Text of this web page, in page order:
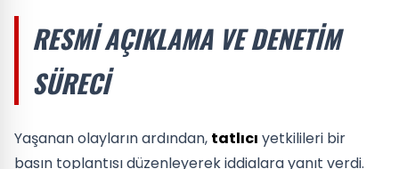
RESMI AÇIKLAMA VE DENETIM
SÜRECI
Yaşanan olayların ardından, tatlıcı yetkilileri bir
basın toplantısı düzenleyerek iddialara yanıt verdi.